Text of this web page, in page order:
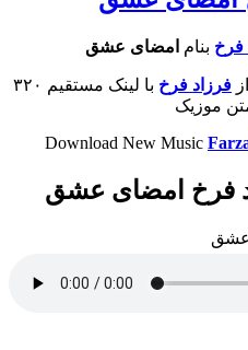
فرخ بنام امضای عشق
از فرزاد فرخ
با لینک مستقیم ۳۲۰
Download New Music
فرخ امضای عشق